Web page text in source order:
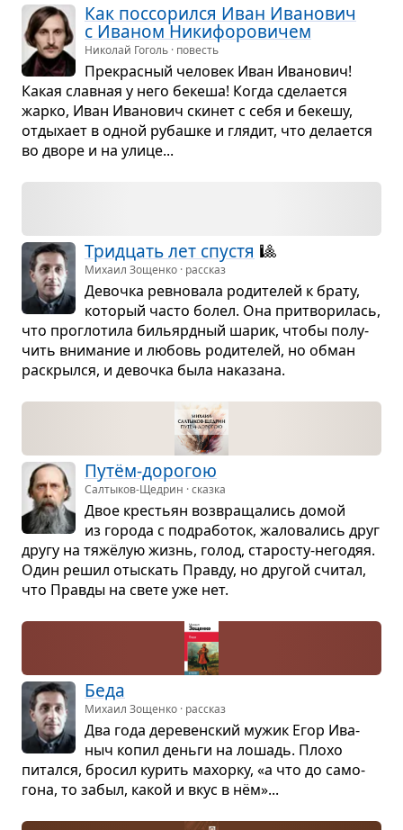
Как поссо­рился Иван Ива­но­вич
с Ива­ном Ники­фо­ро­ви­чем
Николай Гоголь · повесть
Пре­крас­ный чело­век Иван Ива­но­вич!
Какая слав­ная у него бекеша! Когда сде­ла­ется
жарко, Иван Ива­но­вич ски­нет с себя и бекешу,
отды­хает в одной рубашке и гля­дит, что дела­ется
во дворе и на улице...
Трид­цать лет спу­стя 🎱
Михаил Зощенко · рассказ
Девочка рев­но­вала роди­те­лей к брату,
кото­рый часто болел. Она при­тво­ри­лась,
что про­гло­тила бильярд­ный шарик, чтобы полу­
чить вни­ма­ние и любовь роди­те­лей, но обман
рас­крылся, и девочка была нака­зана.
Путём-доро­гою
Салтыков-Щедрин · сказка
Двое кре­стьян воз­вра­ща­лись домой
из города с под­ра­бо­ток, жало­ва­лись друг
другу на тяжёлую жизнь, голод, ста­ро­сту-него­дяя.
Один решил отыс­кать Правду, но дру­гой счи­тал,
что Правды на свете уже нет.
Беда
Михаил Зощенко · рассказ
Два года дере­вен­ский мужик Егор Ива­
ныч копил деньги на лошадь. Плохо
питался, бро­сил курить махорку, «а что до само­
гона, то забыл, какой и вкус в нём»...